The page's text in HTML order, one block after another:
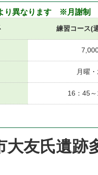
り異なります ※月謝制
練習コース(
月曜
16：45
大友氏遺跡